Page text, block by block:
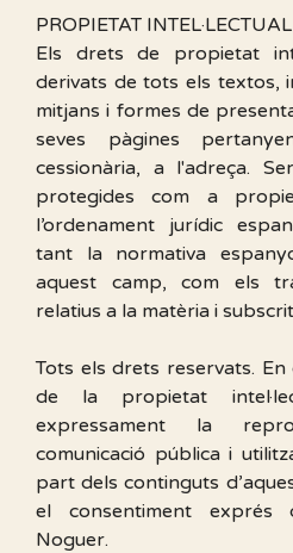
PROPIETAT INTEL·LECTUAL
Els drets de propietat
derivats de tots els textos,
mitjans i formes de
seves pàgines
cessionària, a l'adreça.
protegides com a
l’ordenament jurídic
tant la normativa
aquest camp, com els
relatius a la matèria i
Tots els drets reservats.
de la propietat
expressament la
comunicació pública i
part dels continguts
el consentiment exprés
Noguer.